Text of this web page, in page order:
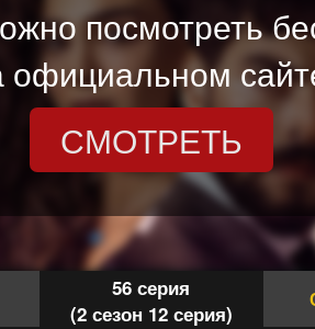
посмотреть
официальном
СМОТРЕТЬ
56 серия
(2 сезон 12 серия)